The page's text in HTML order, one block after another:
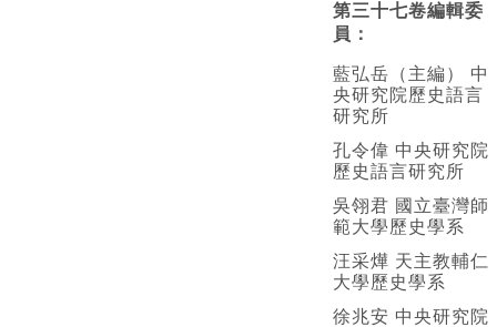
第三十七卷編輯委
員：
藍弘岳（主編） 中
央研究院歷史語言
研究所
孔令偉 中央研究院
歷史語言研究所
吳翎君 國立臺灣師
範大學歷史學系
汪采燁 天主教輔仁
大學歷史學系
徐兆安 中央研究院